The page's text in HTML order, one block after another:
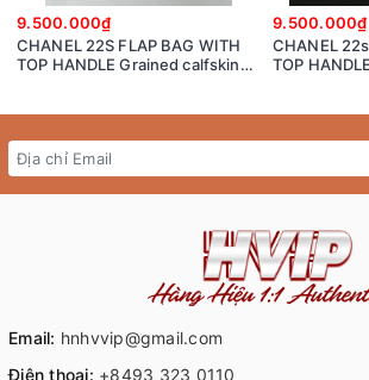
9.500.000₫
CHANEL 22S FLAP BAG WITH
TOP HANDLE Grained calfskin
9.500.000₫
CHANEL
TOP
Email: hnhvvip@gmail.com
Điện thoại: +8493 323 0110